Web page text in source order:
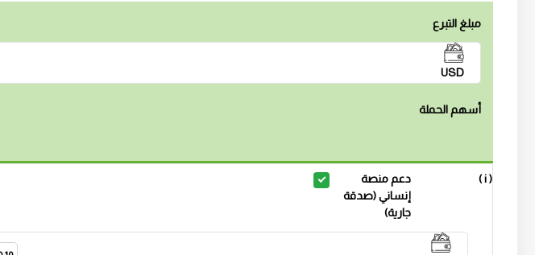
مبلغ التبرع
USD
أسهم الحملة
دعم منصة
إنساني (صدقة
جارية)
( i )